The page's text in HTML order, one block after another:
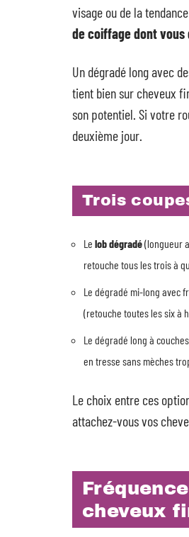
visage ou de la
de coiffage dont vous
Un dégradé long avec
tient bien sur cheveux
son potentiel. Si votre
deuxième jour.
Trois
Le lob dégradé(longueur
retouche tous les trois à
Le dégradé mi-long avec
(retouche toutes les six à
Le dégradé long à
en tresse sans mèches
Le choix entre ces
attachez-vous vos
cheveux